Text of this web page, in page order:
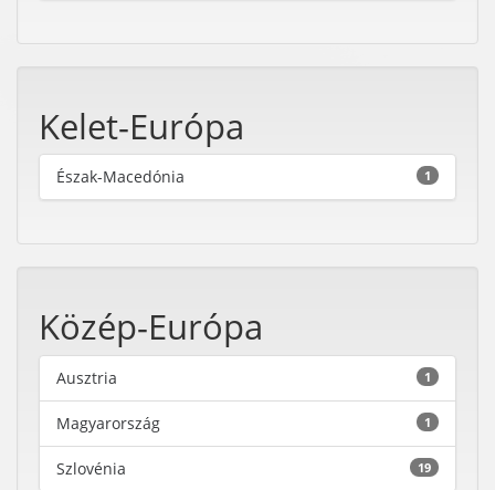
Kelet-Európa
1
Észak-Macedónia
Közép-Európa
1
Ausztria
1
Magyarország
19
Szlovénia